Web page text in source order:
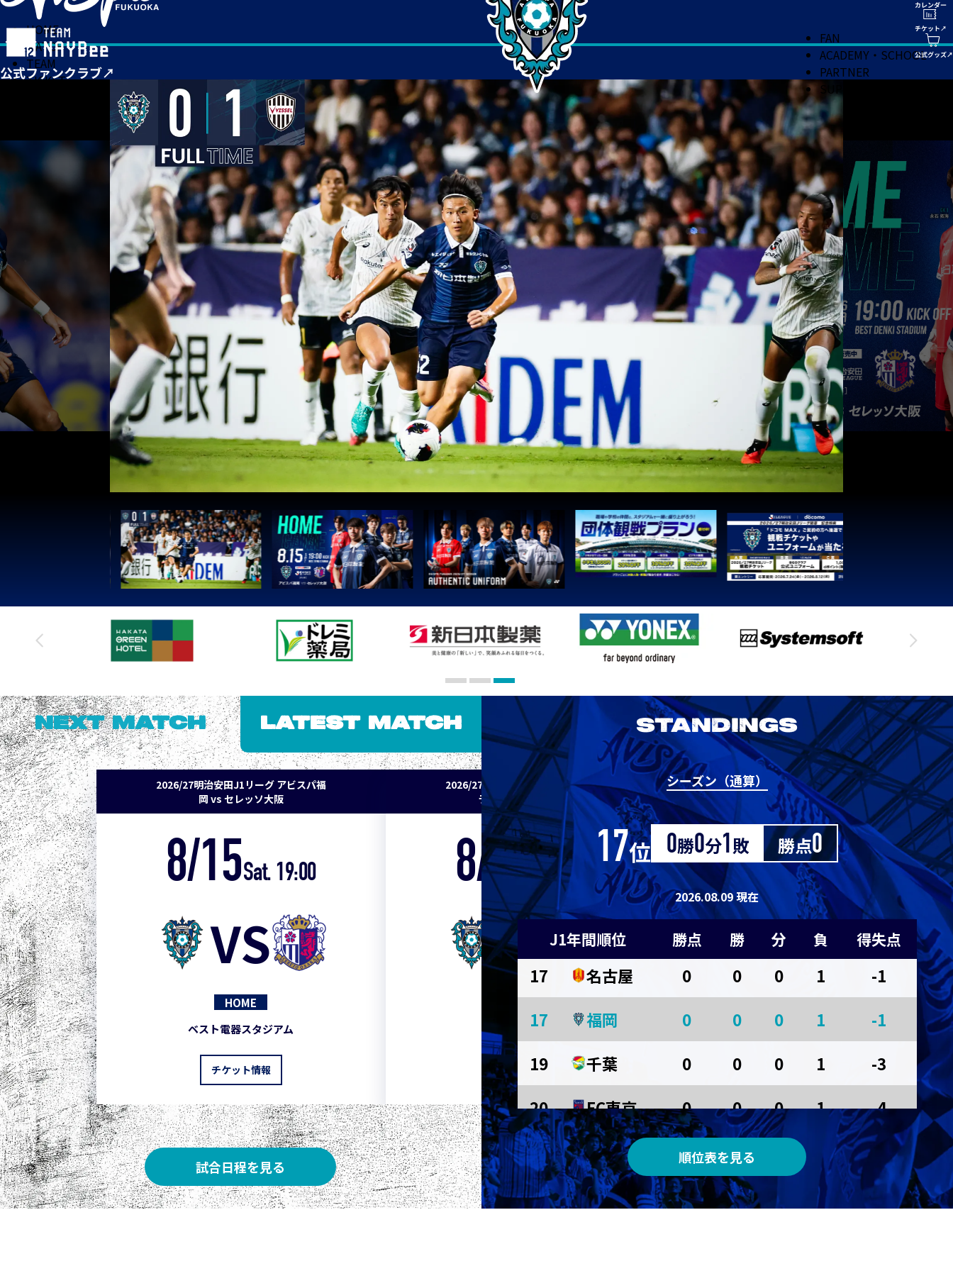
HOME
MATCH
TEAM
TICKET
FAN
ACADEMY・SCHOOL
PARTNER
NEXT MATCH LATEST MATCH
2026/27明治安田J1リーグ アビスパ福
岡 vs セレッソ大阪
8/15Sat. 19:00
VS
HOME
ベスト電器スタジアム
チケット情報
2026/27明治安田J1リーグ 鹿島アント
ラーズ vs アビスパ福岡
8/22Sat. 18:00
VS
AWAY
メルカリスタジアム
2026/27明治安田J1リーグ 京都サンガ
F.C. vs アビスパ福岡
8/29Sat. 19:00
VS
AWAY
サンガスタジアム by ＫＹＯＣＥＲＡ
試合日程を見る
STANDINGS
シーズン（通算）
17位 0勝0分1敗 勝点0
2026.08.09 現在
J1年間順位 勝点 勝 分 負 得失点
3 0 0
4
2
広島 3 1 0 0
3
3
鹿島 0 0
1
3
Ｇ大阪 0 0
1
5
柏 3 1 0 0
5
Ｃ大阪 3 1 0 0
5
長崎 3 0 0
8
清水 3 1 0 0
8
神戸 3 1
東京Ｖ
川崎Ｆ 1 0 1
0
12
浦和 0 0 0 1
-1
12
横浜FM 0 0 1
-1
14
水戸 0 0 0 1
-1
14
京都 0 0 1
-1
岡山 0 0 0 1
-1
17
名古屋 0 0 0 1
-1
17
福岡 0 0 0 1
-1
19
千葉 0 0 0 1
-3
20
FC東京 0 0 0 1 -4
順位表を見る